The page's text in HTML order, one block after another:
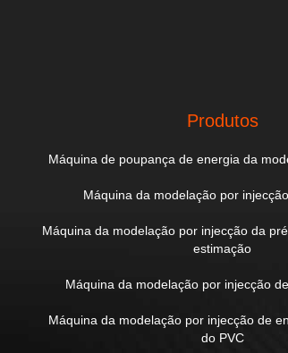
Produtos
Máquina de poupança de energia da
Máquina da modelação por
Máquina da modelação por injecção da
estimação
Máquina da modelação por injecção
Máquina da modelação por injecção de
do PVC